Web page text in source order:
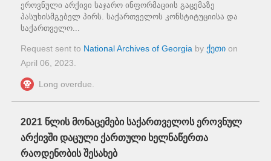
ეროვნული არქივი საჯარო ინფორმაციის გაცემაზე
პასუხისმგებელ პირს. საქართველოს კონსტიტუციისა და
საქართველო...
Request sent to National Archives of Georgia by ქეთი on
April 06, 2023
Long overdue.
2021 წლის მონაცემები საქართველოს ეროვნულ
არქივში დაცული ქართული ხელნაწერთა
რაოდენობის შესახებ